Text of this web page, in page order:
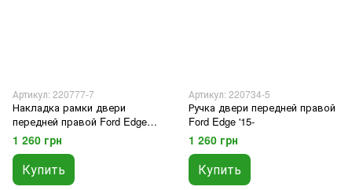
Артикул: 220777-7
Накладка рамки двери
передней правой Ford Edge
'15-
1 260 грн
Купить
Артикул: 220734-5
Ручка двери передней правой
Ford Edge '15-
1 260 грн
Купить